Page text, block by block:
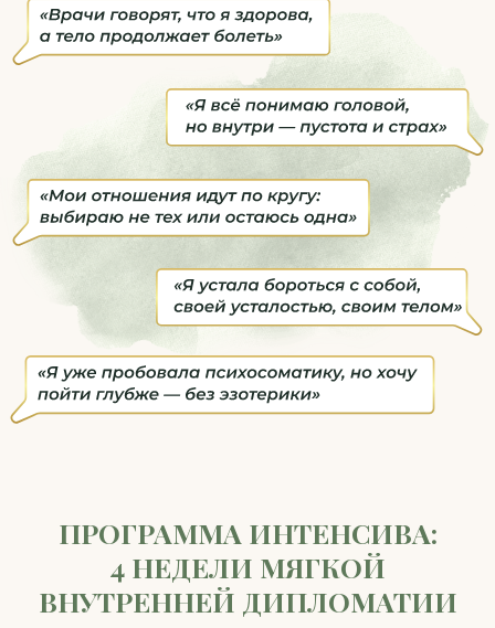
Занять место на интенсив!
ЗА 4 НЕДЕЛИ НА ИНТЕНСИВЕ
«АРХЕТИПЫ» ВЫ: